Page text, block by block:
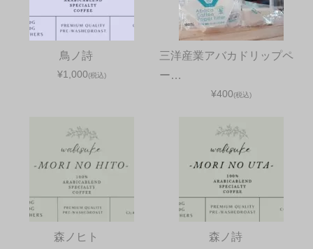
鳥ノ詩
¥1,000(税込)
三洋産業アバカドリップペ
ー…
¥400(税込)
森ノヒト 森ノ詩